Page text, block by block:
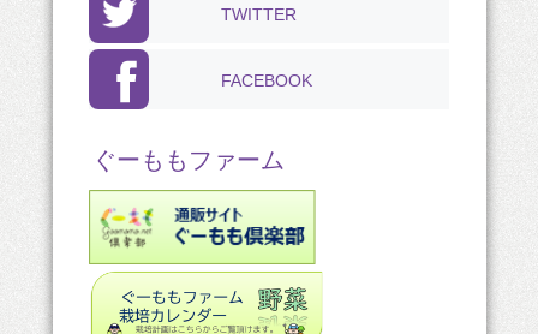
TWITTER
FACEBOOK
ぐーももファーム